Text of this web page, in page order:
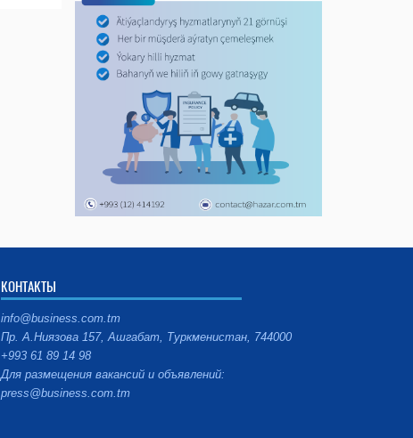
КОНТАКТЫ
info@business.com.tm
Пр. А.Ниязова 157, Ашгабат, Туркменистан, 744000
+993 61 89 14 98
Для размещения вакансий и объявлений:
press@business.com.tm